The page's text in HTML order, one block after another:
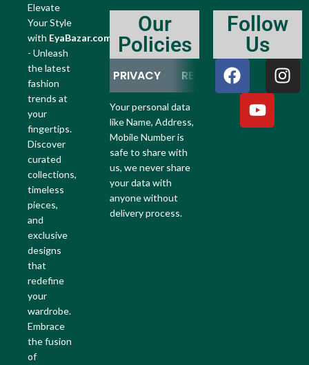
Elevate
Your Style
with EyaBazar.com
- Unleash
the latest
fashion
trends at
your
fingertips.
Discover
curated
collections,
timeless
pieces,
and
exclusive
designs
that
redefine
your
wardrobe.
Embrace
the fusion
of
Our
Policies
PRIVACY RETURN REFUND
Your personal data
like Name, Address,
Mobile Number is
safe to share with
us, we never share
your data with
anyone without
delivery process.
Follow
Us